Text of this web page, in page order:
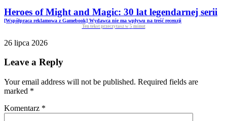
Heroes of Might and Magic: 30 lat legendarnej serii
[Współpraca reklamowa z Gamebook] Wydawca nie ma wpływu na treść recenzji
Ten tekst przeczytasz w 5 minut
26 lipca 2026
Leave a Reply
Your email address will not be published. Required fields are
marked *
Komentarz *